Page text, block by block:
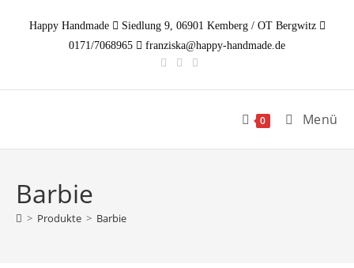
InhaltHappy Handmade
Siedlung 9, 06901 Kemberg / OT Bergwitz
0171/7068965
franziska@happy-handmade.de
0 Menü
Barbie
> Produkte > Barbie